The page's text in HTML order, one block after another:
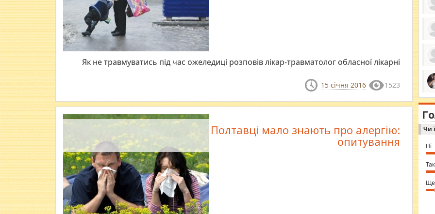
Як не травмуватись під час ожеледиці розповів лікар-травматолог обласної лікарні
15 січня 2016 1523
Полтавці мало знають про алергію:
опитування
за
ми
in
⇒
Чи
Ні
Так
Ще